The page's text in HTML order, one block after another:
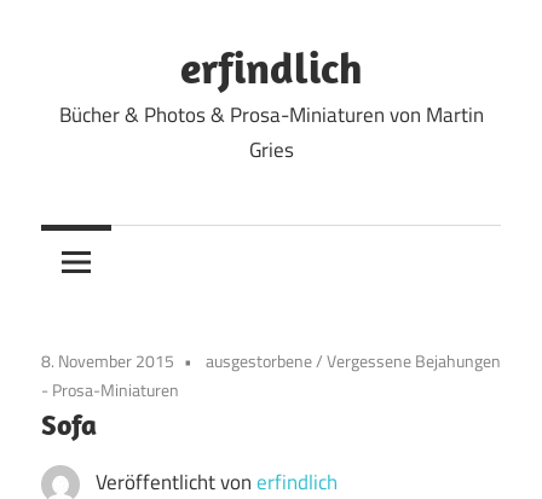
erfindlich
Bücher & Photos & Prosa-Miniaturen von Martin
Gries
8. November 2015 ausgestorbene/Vergessene Bejahungen
- Prosa-Miniaturen
Sofa
Veröffentlicht vonerfindlich